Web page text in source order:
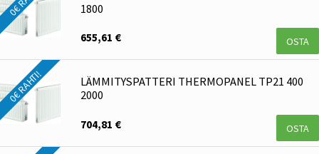
1800
655,61 € OSTA
0€ RAHTI!
LÄMMITYSPATTERI THERMOPANEL TP21 400
2000
704,81 € OSTA